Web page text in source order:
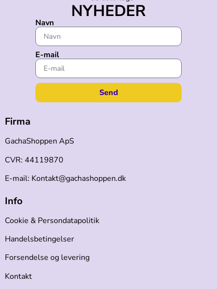
NYHEDER
Navn
E-mail
Send
Firma
GachaShoppen ApS
CVR: 44119870
E-mail: Kontakt@gachashoppen.dk
Info
Cookie & Persondatapolitik
Handelsbetingelser
Forsendelse og levering
Kontakt